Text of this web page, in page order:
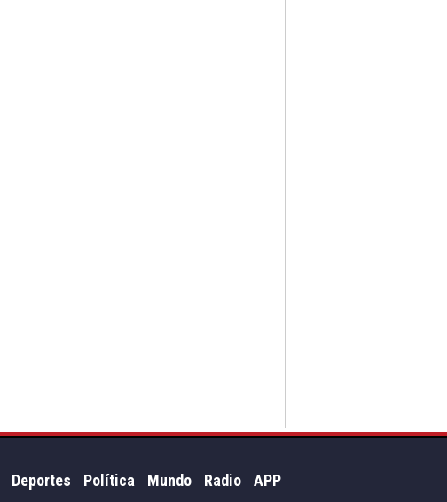
Deportes Política Mundo Radio APP